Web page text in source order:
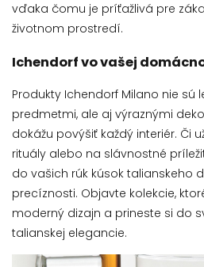
vďaka čomu je príťažlivá pre
životnom prostredí.
Ichendorf vo vašej
Produkty Ichendorf Milano nie sú
predmetmi, ale aj výraznými
dokážu povýšiť každý interiér. Či
rituály alebo na slávnostné
do vašich rúk kúsok talianskeho
precíznosti. Objavte kolekcie,
moderný dizajn a prineste si do
talianskej elegancie.